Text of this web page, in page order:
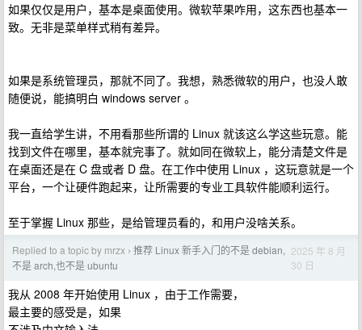
如果仅仅是用户，基本是桌面使用。微软苹果咋用，这东西也基本一
致。无非是菜单样式稍有差异。
如果是系统管理员，那就不同了。我想，熟悉微软的用户，也没人敢
随便说，能搞明白 windows server 。
我一直给学生讲，不用看那些所谓的 Linux 就该这么学这些玩意。能
找到文件在哪里，基本就完事了。就如同在微软上，能分清楚文件是
在桌面还是在 C 盘或者 D 盘。在工作中使用 Linux ，这玩意就是一个
平台，一个让硬件跑起来，让所需要的专业工具软件能顺利运行。
至于掌握 Linux 那些，是给管理员看的，和用户没啥关系。
Replied to a topic by mrzx › 推荐 Linux 新手入门的不是 debian,
不是 arch,也不是 ubuntu
2025 年 8 月
30 日
我从 2008 年开始使用 Linux ，由于工作需要，
最主要的感受是，如果